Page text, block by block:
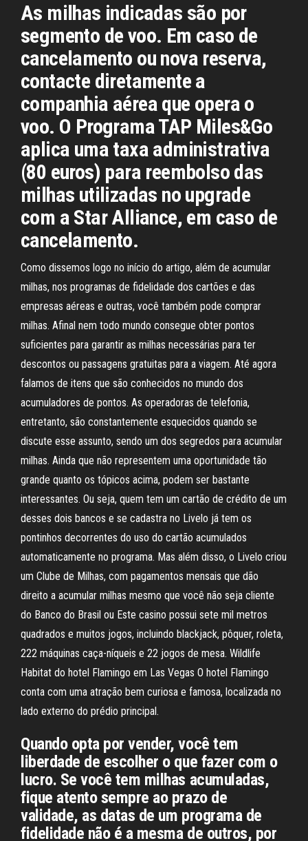
As milhas indicadas são por
segmento de voo. Em caso de
cancelamento ou nova reserva,
contacte diretamente a
companhia aérea que opera o
voo. O Programa TAP Miles&Go
aplica uma taxa administrativa
(80 euros) para reembolso das
milhas utilizadas no upgrade
com a Star Alliance, em caso de
cancelamento.
Como dissemos logo no início do artigo, além de acumular
milhas, nos programas de fidelidade dos cartões e das
empresas aéreas e outras, você também pode comprar
milhas. Afinal nem todo mundo consegue obter pontos
suficientes para garantir as milhas necessárias para ter
descontos ou passagens gratuitas para a viagem. Até agora
falamos de itens que são conhecidos no mundo dos
acumuladores de pontos. As operadoras de telefonia,
entretanto, são constantemente esquecidos quando se
discute esse assunto, sendo um dos segredos para acumular
milhas. Ainda que não representem uma oportunidade tão
grande quanto os tópicos acima, podem ser bastante
interessantes. Ou seja, quem tem um cartão de crédito de um
desses dois bancos e se cadastra no Livelo já tem os
pontinhos decorrentes do uso do cartão acumulados
automaticamente no programa. Mas além disso, o Livelo criou
um Clube de Milhas, com pagamentos mensais que dão
direito a acumular milhas mesmo que você não seja cliente
do Banco do Brasil ou Este casino possui sete mil metros
quadrados e muitos jogos, incluindo blackjack, pôquer, roleta,
222 máquinas caça-níqueis e 22 jogos de mesa. Wildlife
Habitat do hotel Flamingo em Las Vegas O hotel Flamingo
conta com uma atração bem curiosa e famosa, localizada no
lado externo do prédio principal.
Quando opta por vender, você tem
liberdade de escolher o que fazer com o
lucro. Se você tem milhas acumuladas,
fique atento sempre ao prazo de
validade, as datas de um programa de
fidelidade não é a mesma de outros, por